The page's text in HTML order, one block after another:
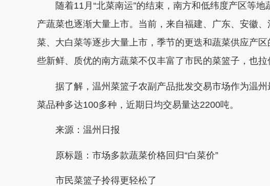
随着11月“北菜南运”的结束，南方和低纬度产区等地
产蔬菜也逐渐大量上市。当前，来自福建、广东、安徽
菜、大白菜等逐步大量上市，季节的更迭和蔬菜供应产
些新鲜、质优的南方蔬菜不仅丰富了市民的菜篮子，也拉
据了解，温州菜篮子农副产品批发交易市场作为温州
菜品种多达100多种，近期日均交易量达2200吨。
来源：温州日报
原标题：市场多款蔬菜价格回归“白菜价”
市民菜篮子拎得更轻松了